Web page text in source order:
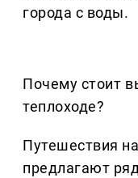
города с воды.
Почему стоит
теплоходе?
Путешествия
предлагают